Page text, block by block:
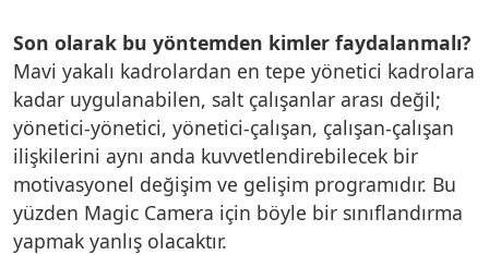
Son olarak bu yöntemden kimler faydalanmalı?
Mavi yakalı kadrolardan en tepe yönetici kadrolara
kadar uygulanabilen, salt çalışanlar arası değil;
yönetici-yönetici, yönetici-çalışan, çalışan-çalışan
ilişkilerini aynı anda kuvvetlendirebilecek bir
motivasyonel değişim ve gelişim programıdır. Bu
yüzden Magic Camera için böyle bir sınıflandırma
yapmak yanlış olacaktır.